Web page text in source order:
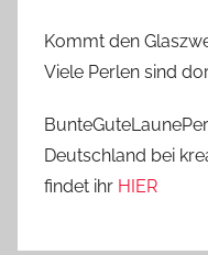
Kommt den
Viele Perlen sind
Deutschland bei
findet ihr HIER